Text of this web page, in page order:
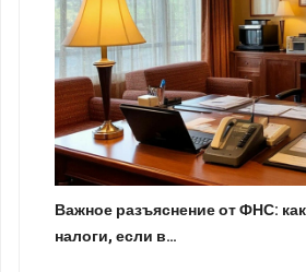
Важное разъяснение от ФНС:
налоги, если в…